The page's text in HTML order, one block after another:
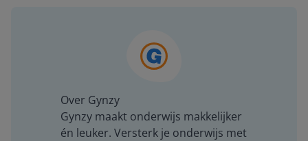
Over Gynzy
Gynzy maakt onderwijs makkelijker
én leuker. Versterk je onderwijs met